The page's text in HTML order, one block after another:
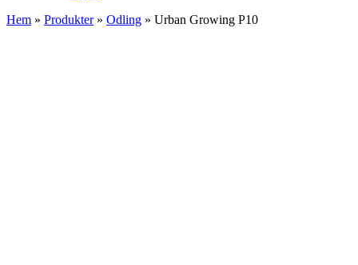
Hem » Produkter» Odling » Urban Growing P10